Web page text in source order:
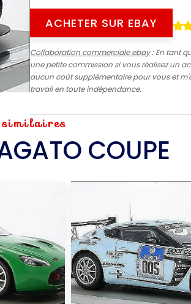
ACHETER SUR EBAY
Collaboration commerciale ebay: En tant
une petite commission si vous réalisez un
aucun coût supplémentaire pour vous et
travail en toute indépendance.
similaires
COUPE